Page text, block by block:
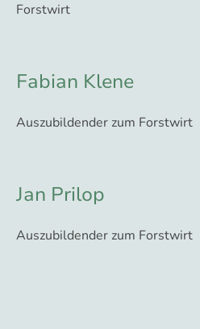
Forstwirt
Fabian Klene
Auszubildender zum Forstwirt
Jan Prilop
Auszubildender zum Forstwirt